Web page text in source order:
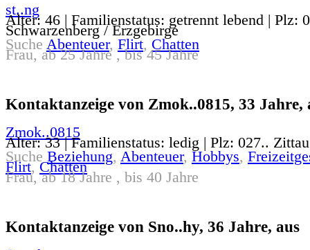
st..ng
Alter: 46 | Familienstatus: getrennt lebend | Plz:
Schwarzenberg / Erzgebirge
Suche Abenteuer, Flirt, Chatten
Frau, ab 25 Jahre , bis 45 Jahre
Kontaktanzeige von Zmok..0815, 33 Jahre,
Zmok..0815
Alter: 33 | Familienstatus: ledig | Plz: 027.. Zittau
Suche Beziehung, Abenteuer, Hobbys,
Flirt,Chatten
Frau, ab 18 Jahre , bis 40 Jahre
Kontaktanzeige von Sno..hy, 36 Jahre, aus